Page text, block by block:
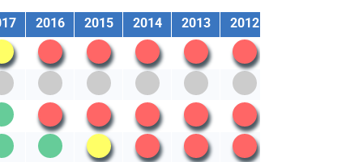
2016 2015 2014 2013 2012